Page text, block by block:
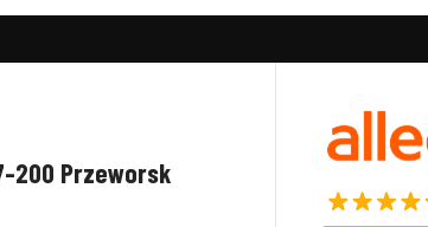
dla pił ręcznych, obsługiwany przez oba modele
200 Przeworsk